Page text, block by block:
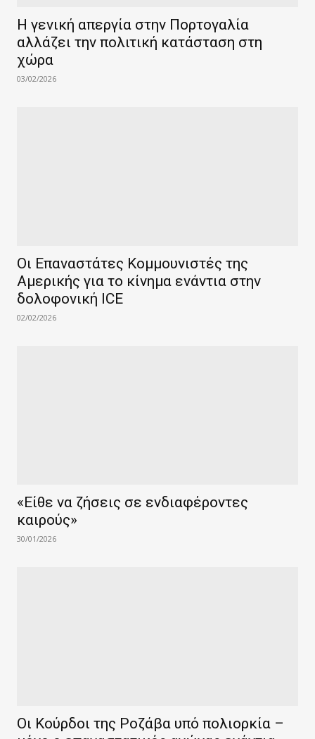
Η γενική απεργία στην Πορτογαλία
αλλάζει την πολιτική κατάσταση στη
χώρα
03/02/2026
Οι Επαναστάτες Κομμουνιστές της
Αμερικής για το κίνημα ενάντια στην
δολοφονική ICE
02/02/2026
«Είθε να ζήσεις σε ενδιαφέροντες
καιρούς»
30/01/2026
Οι Κούρδοι της Ροζάβα υπό πολιορκία –